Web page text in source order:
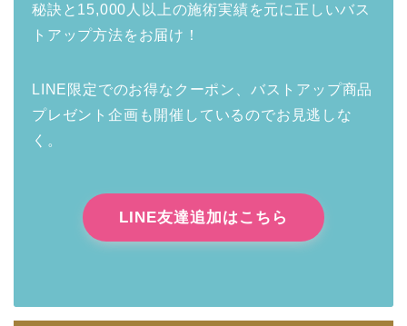
秘訣と15,000人以上の施術実績を元に正しいバス
トアップ方法をお届け！
LINE限定でのお得なクーポン、バストアップ商品
プレゼント企画も開催しているのでお見逃しな
く。
LINE友達追加はこちら